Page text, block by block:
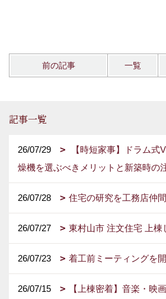
前の記事 一覧
記事一覧
26/07/29
【時短家事】ドラム式
燥機を選ぶべきメリットと新築時の
26/07/28 住宅の研究を工務店仲
26/07/27 東村山市 注文住宅 上棟
26/07/23 着工前ミーティングを
26/07/15
【上棟密着】音楽・映